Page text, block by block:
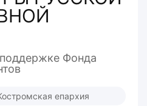
Фонда
епархия